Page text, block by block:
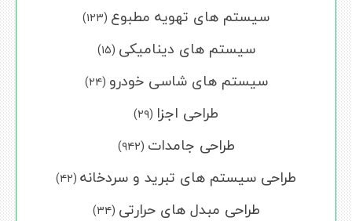
سیستم های تهویه مطبوع (۱۲۳)
سیستم های دینامیکی (۱۵)
سیستم های شاسی خودرو (۲۴)
طراحی اجزا (۲۹)
طراحی جامدات (۹۴۲)
طراحی سیستم های تبرید و سردخانه (۴۲)
طراحی مبدل های حرارتی (۳۴)